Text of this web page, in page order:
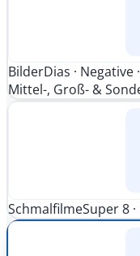
BilderDias · Negative
Mittel-, Groß- &
SchmalfilmeSuper 8